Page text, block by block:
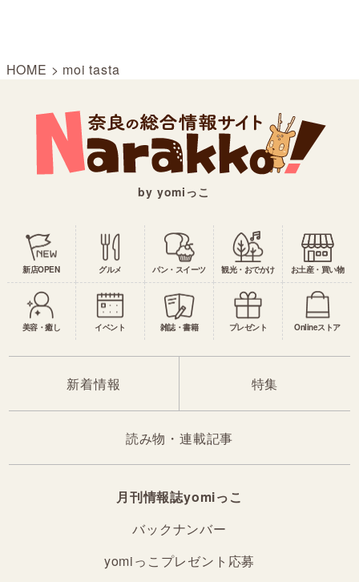
HOME > moi tasta
by yomiっこ
新店OPEN グルメ パン・スイーツ 観光・おでかけ お土産・買い物
美容・癒し イベント 雑誌・書籍 プレゼント Onlineストア
新着情報 特集
読み物・連載記事
月刊情報誌yomiっこ
バックナンバー
yomiっこプレゼント応募